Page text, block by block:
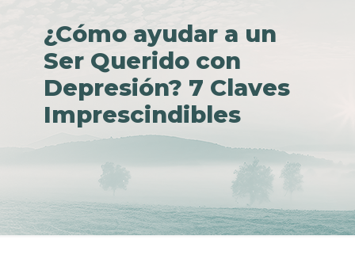
¿Cómo ayudar a un
Ser Querido con
Depresión? 7 Claves
Imprescindibles